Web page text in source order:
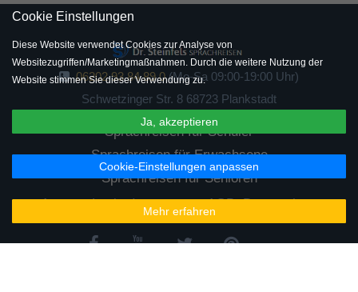
Cookie Einstellungen
Diese Website verwendet Cookies zur Analyse von
Websitezugriffen/Marketingmaßnahmen. Durch die weitere Nutzung der
Website stimmen Sie dieser Verwendung zu.
Ja, akzeptieren
Cookie-Einstellungen anpassen
Mehr erfahren
06202 93 84 89 0 (Mo-Sa 09:00-19:00 Uhr)
Schwetzinger Str. 8 68723 Plankstadt
Sprachreisen für Schüler
Sprachreisen für Erwachsene
Sprachreisen für Senioren
Agentur-Login Impressum AGB Datenschutz